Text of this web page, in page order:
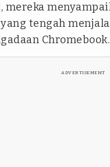
mereka
yang tengah
Chromebook.
ADVERTISEMENT